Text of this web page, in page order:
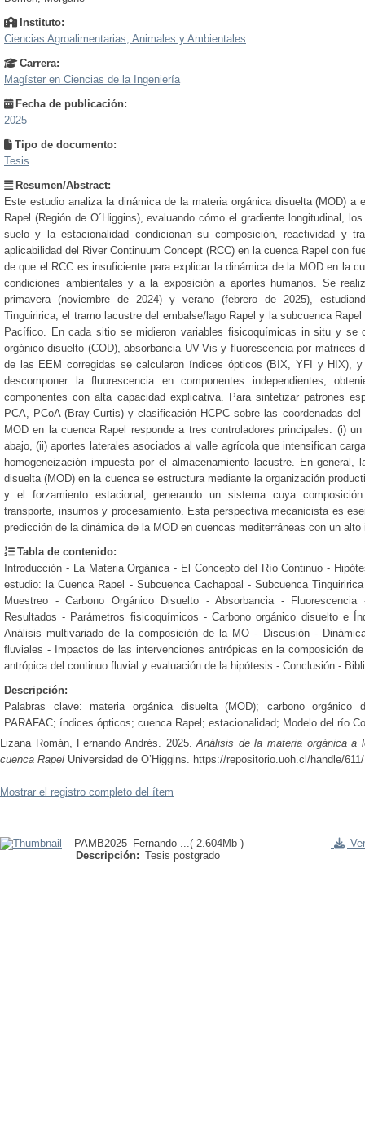
Instituto:
Ciencias Agroalimentarias, Animales y Ambientales
Carrera:
Magíster en Ciencias de la Ingeniería
Fecha de publicación:
2025
Tipo de documento:
Tesis
Resumen/Abstract:
Este estudio analiza la dinámica de la materia orgánica disuelta (MOD)
Rapel (Región de O´Higgins), evaluando cómo el gradiente longitudinal,
suelo y la estacionalidad condicionan su composición, reactividad y
aplicabilidad del River Continuum Concept (RCC) en la cuenca Rapel con
de que el RCC es insuficiente para explicar la dinámica de la MOD en la
condiciones ambientales y a la exposición a aportes humanos. Se
primavera (noviembre de 2024) y verano (febrero de 2025),
Tinguiririca, el tramo lacustre del embalse/lago Rapel y la subcuenca
Pacífico. En cada sitio se midieron variables fisicoquímicas in situ y se
orgánico disuelto (COD), absorbancia UV-Vis y fluorescencia por matrices
de las EEM corregidas se calcularon índices ópticos (BIX, YFI y HIX),
descomponer la fluorescencia en componentes independientes,
componentes con alta capacidad explicativa. Para sintetizar patrones
PCA, PCoA (Bray-Curtis) y clasificación HCPC sobre las coordenadas
MOD en la cuenca Rapel responde a tres controladores principales: (i)
abajo, (ii) aportes laterales asociados al valle agrícola que intensifican
homogeneización impuesta por el almacenamiento lacustre. En general,
disuelta (MOD) en la cuenca se estructura mediante la organización
y el forzamiento estacional, generando un sistema cuya
transporte, insumos y procesamiento. Esta perspectiva mecanicista es
predicción de la dinámica de la MOD en cuencas mediterráneas con un
Tabla de contenido:
Introducción - La Materia Orgánica - El Concepto del Río Continuo -
estudio: la Cuenca Rapel - Subcuenca Cachapoal - Subcuenca
Muestreo - Carbono Orgánico Disuelto - Absorbancia -
Resultados - Parámetros fisicoquímicos - Carbono orgánico disuelto e
Análisis multivariado de la composición de la MO - Discusión -
fluviales - Impactos de las intervenciones antrópicas en la composición
antrópica del continuo fluvial y evaluación de la hipótesis - Conclusión -
Descripción:
Palabras clave: materia orgánica disuelta (MOD); carbono orgánico
PARAFAC; índices ópticos; cuenca Rapel; estacionalidad; Modelo del río
Lizana Román, Fernando Andrés. 2025.Análisis de la materia orgánica
cuenca Rapel Universidad de O’Higgins. https://repositorio.uoh.cl/handle/
Mostrar el registro completo del ítem
PAMB2025_Fernando ...( 2.604Mb )
Descripción: Tesis postgrado